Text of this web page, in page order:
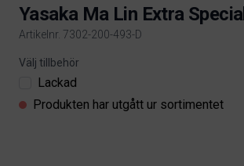
Yasaka Ma Lin Extra Special
Artikelnr. 7302-200-493-D
Product information
Välj tillbehör
Lackad
Produkten har utgått ur sortimentet